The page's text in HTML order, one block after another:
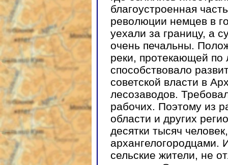
благоустроенная
революции немцев в
уехали за границу, а
очень печальны.
реки, протекающей по
способствовало
советской власти в
лесозаводов.
рабочих. Поэтому из
области и других
десятки тысяч
архангелогородцами.
сельские жители, не